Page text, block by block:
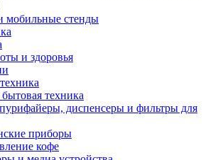
мобильные стенды
и здоровья
техника
диспенсеры и фильтры для
приборы
кофе